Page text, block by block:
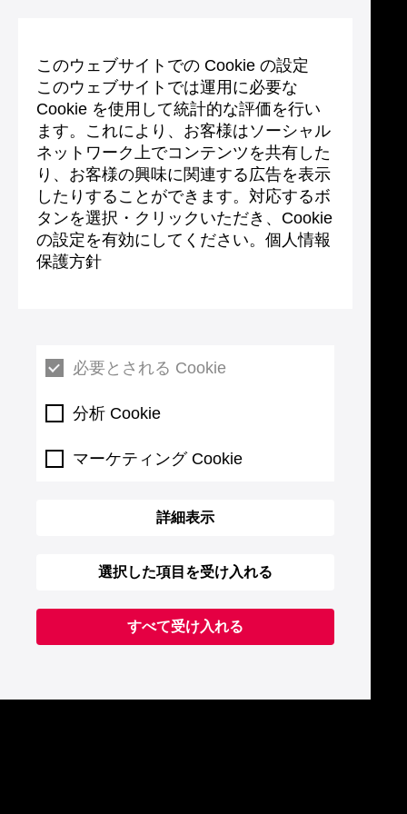
このウェブサイトでの Cookie の設定
このウェブサイトでは運用に必要な
Cookie を使用して統計的な評価を行い
ます。これにより、お客様はソーシャル
ネットワーク上でコンテンツを共有した
り、お客様の興味に関連する広告を表示
したりすることができます。対応するボ
タンを選択・クリックいただき、Cookie
の設定を有効にしてください。個人情報
保護方針
必要とされる Cookie
分析 Cookie
マーケティング Cookie
詳細表示
選択した項目を受け入れる
すべて受け入れる